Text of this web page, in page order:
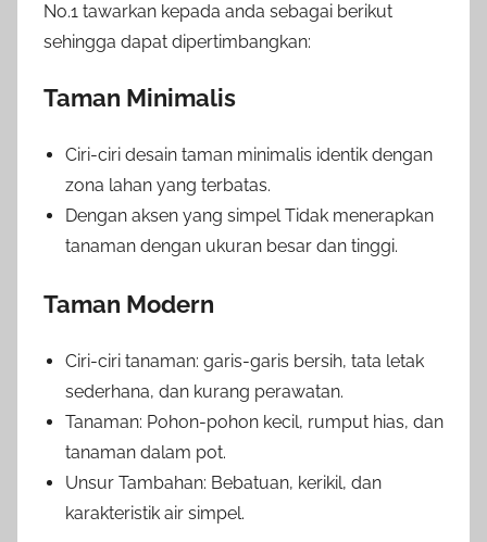
No.1 tawarkan kepada anda sebagai berikut
sehingga dapat dipertimbangkan:
Taman Minimalis
Ciri-ciri desain taman minimalis identik dengan
zona lahan yang terbatas.
Dengan aksen yang simpel Tidak menerapkan
tanaman dengan ukuran besar dan tinggi.
Taman Modern
Ciri-ciri tanaman: garis-garis bersih, tata letak
sederhana, dan kurang perawatan.
Tanaman: Pohon-pohon kecil, rumput hias, dan
tanaman dalam pot.
Unsur Tambahan: Bebatuan, kerikil, dan
karakteristik air simpel.